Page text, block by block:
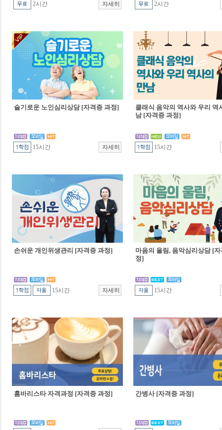
2시간 2시간
슬기로운 노인심리상담 [자격증 과정]
15시간
클래식 음악의 역사와 우리 역
남 [자격증 과정]
15시간
손쉬운 개인위생관리 [자격증 과정]
15시간
마음의 울림, 음악심리상담 [
정]
15시간
홈바리스타 자격과정 [자격증 과정] 간병사 [자격증 과정]